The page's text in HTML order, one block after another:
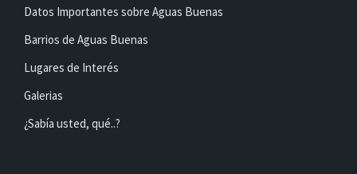
Datos Importantes sobre Aguas Buenas
Barrios de Aguas Buenas
Lugares de Interés
Galerias
¿Sabía usted, qué..?